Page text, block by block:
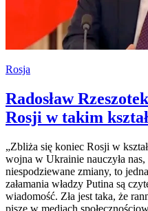
Rosja
Radosław
Rosji w takim
„Zbliża się koniec Rosji w
wojna w Ukrainie nauczyła
niespodziewane zmiany, to
załamania władzy Putina są
wiadomość. Zła jest taka, że
pisze w mediach